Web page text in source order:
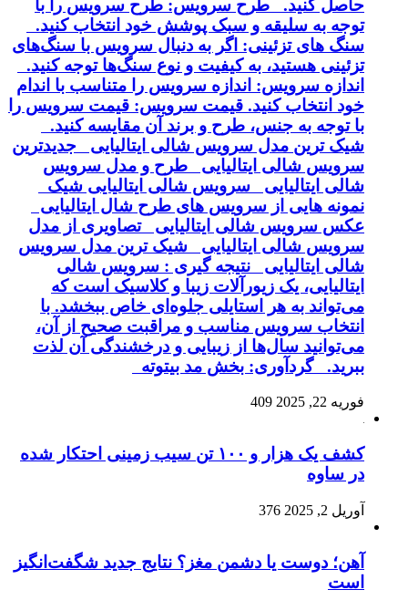
حاصل کنید. طرح سرویس: طرح سرویس را با
توجه به سلیقه و سبک پوشش خود انتخاب کنید.
سنگ های تزئینی: اگر به دنبال سرویس با سنگ‌های
تزئینی هستید، به کیفیت و نوع سنگ‌ها توجه کنید.
اندازه سرویس: اندازه سرویس را متناسب با اندام
خود انتخاب کنید. قیمت سرویس: قیمت سرویس را
با توجه به جنس، طرح و برند آن مقایسه کنید.
شیک ترین مدل سرویس شالی ایتالیایی جدیدترین
سرویس شالی ایتالیایی طرح و مدل سرویس
شالی ایتالیایی سرویس شالی ایتالیایی شیک
نمونه هایی از سرویس های طرح شال ایتالیایی
عکس سرویس شالی ایتالیایی تصاویری از مدل
سرویس شالی ایتالیایی شیک ترین مدل سرویس
شالی ایتالیایی نتیجه گیری : سرویس شالی
ایتالیایی، یک زیورآلات زیبا و کلاسیک است که
می‌تواند به هر استایلی جلوه‌ای خاص ببخشد. با
انتخاب سرویس مناسب و مراقبت صحیح از آن،
می‌توانید سال‌ها از زیبایی و درخشندگی آن لذت
ببرید. گردآوری: بخش مد بیتوته
فوریه 22, 2025 409
کشف یک هزار و ۱۰۰ تن سیب زمینی احتکار شده
در ساوه
آوریل 2, 2025 376
آهن؛ دوست یا دشمن مغز؟ نتایج جدید شگفت‌انگیز
است